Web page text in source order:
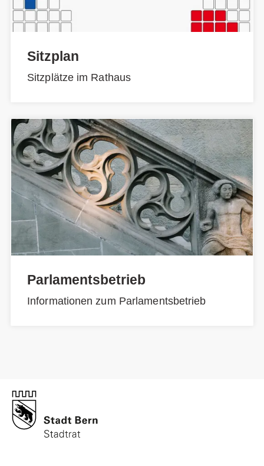
Sitzplan
Sitzplätze im Rathaus
Parlamentsbetrieb
Informationen zum Parlamentsbetrieb